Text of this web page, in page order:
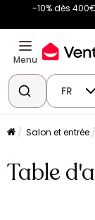
-10% dès
Menu
FR
Salon et entrée
Table